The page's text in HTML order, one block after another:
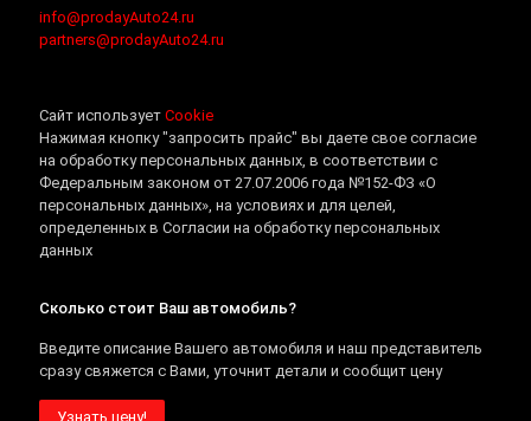
info@prodayAuto24.ru
partners@prodayAuto24.ru
Сайт использует Cookie
Нажимая кнопку "запросить прайс" вы даете свое согласие
на обработку персональных данных, в соответствии с
Федеральным законом от 27.07.2006 года №152-ФЗ «О
персональных данных», на условиях и для целей,
определенных в Согласии на обработку персональных
данных
Сколько стоит Ваш автомобиль?
Введите описание Вашего автомобиля и наш представитель
сразу свяжется с Вами, уточнит детали и сообщит цену
Узнать цену!